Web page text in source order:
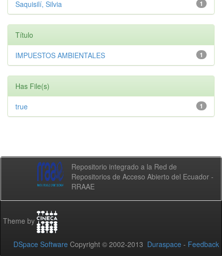
1
Saquisilí, Silvia
Título
1
IMPUESTOS AMBIENTALES
Has File(s)
1
true
Repositorio integrado a la Red de
Repositorios de Acceso Abierto del Ecuador -
RRAAE
Theme by
DSpace Software Copyright © 2002-2013 Duraspace - Feedback